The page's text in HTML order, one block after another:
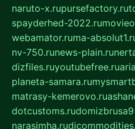
naruto-x.rupursefactory.ru
spayderhed-2022.ru
webamator.ruma-
nv-750.runews-plain.ru
dizfiles.ruyoutubefree.ru
planeta-samara.ru
matrasy-kemerovo.ru
dotcustoms.ru
narasimha.ru